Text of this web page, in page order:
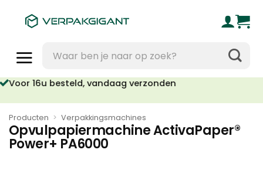
naar:
16u besteld, vandaag verzonden
Geen orderkosten vanaf €95
Producten > Verpakkingsmachines
Opvulpapiermachine ActivaPaper®
Power+ PA6000